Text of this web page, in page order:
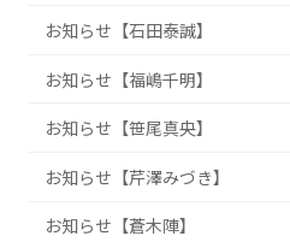
お知らせ【石田泰誠】
お知らせ【福嶋千明】
お知らせ【笹尾真央】
お知らせ【芹澤みづき】
お知らせ【蒼木陣】